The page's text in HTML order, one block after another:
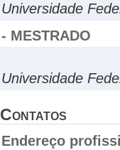
Universidade
- MESTRADO
Universidade
Contatos
Endereço